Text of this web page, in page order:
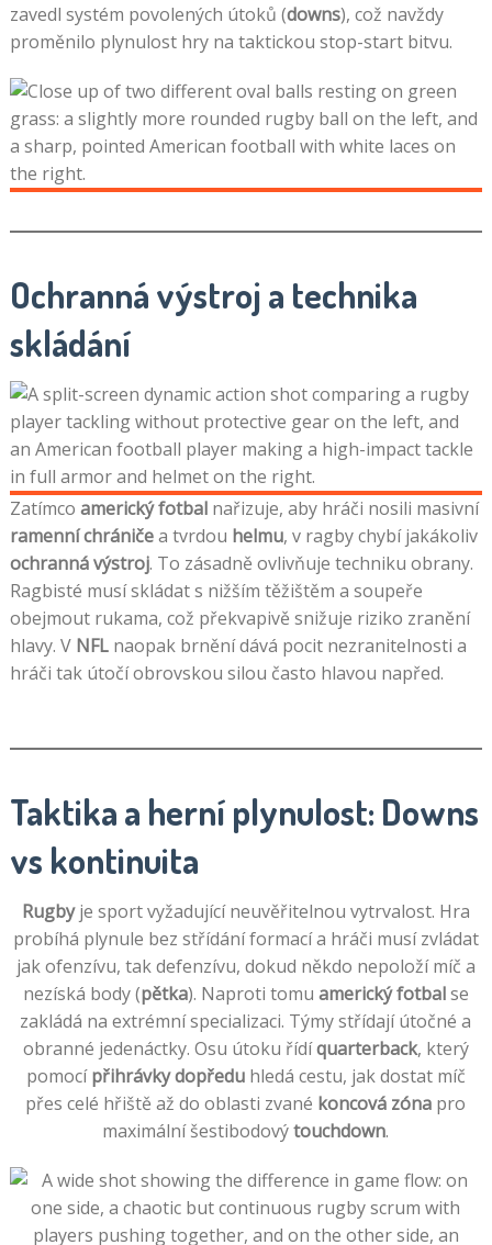
zavedl systém povolených útoků (downs), což navždy
proměnilo plynulost hry na taktickou stop-start bitvu.
Ochranná výstroj a technika
skládání
Zatímco americký fotbalnařizuje, aby hráči nosili masivní
ramenní chráničea tvrdou helmu, v ragby chybí jakákoliv
ochranná výstroj. To zásadně ovlivňuje techniku obrany.
Ragbisté musí skládat s nižším těžištěm a soupeře
obejmout rukama, což překvapivě snižuje riziko zranění
hlavy. V NFLnaopak brnění dává pocit nezranitelnosti a
hráči tak útočí obrovskou silou často hlavou napřed.
Taktika a herní plynulost: Downs
vs kontinuita
Rugbyje sport vyžadující neuvěřitelnou vytrvalost. Hra
probíhá plynule bez střídání formací a hráči musí zvládat
jak ofenzívu, tak defenzívu, dokud někdo nepoloží míč a
nezíská body (pětka). Naproti tomu americký fotbalse
zakládá na extrémní specializaci. Týmy střídají útočné a
obranné jedenáctky. Osu útoku řídíquarterback, který
pomocípřihrávky dopředuhledá cestu, jak dostat míč
přes celé hřiště až do oblasti zvané koncová zóna pro
maximální šestibodovýtouchdown.